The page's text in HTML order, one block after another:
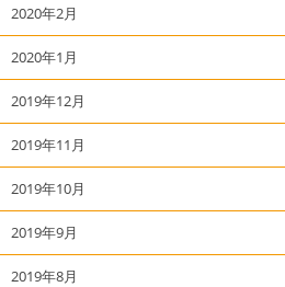
2020年2月
2020年1月
2019年12月
2019年11月
2019年10月
2019年9月
2019年8月